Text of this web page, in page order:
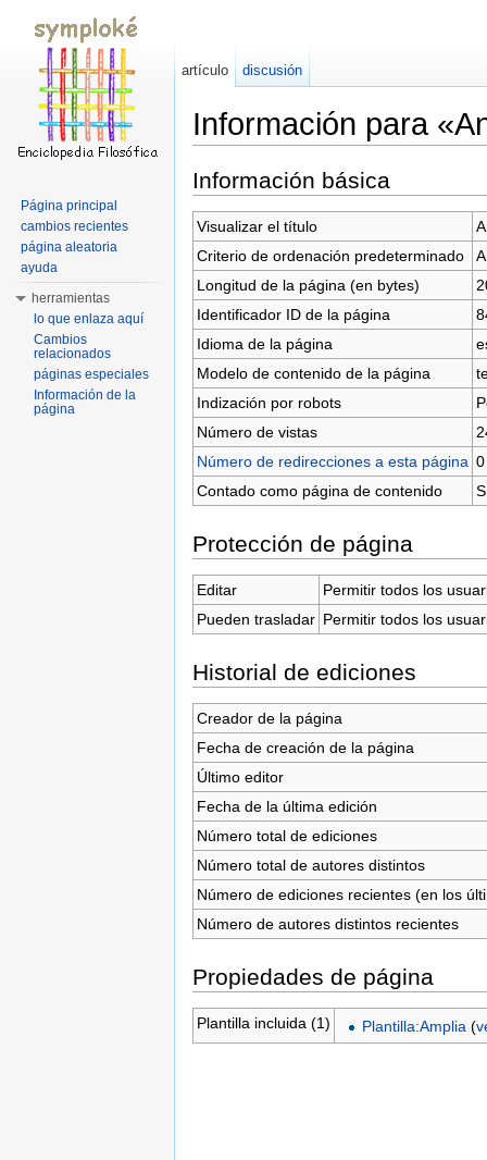
Información para
Información básica
Visualizar el título
Criterio de ordenación predeterminado
Longitud de la página (en bytes)
Identificador ID de la página
Idioma de la página
Modelo de contenido de la página
Indización por robots
Número de vistas
Número de redirecciones a esta página 0
Contado como página de contenido
Protección de página
Editar
Permitir todos los
Pueden trasladar Permitir todos los
Historial de ediciones
Creador de la página
Fecha de creación de la página
Último editor
Fecha de la última edición
Número total de ediciones
Número total de autores distintos
Número de ediciones recientes (en los
Número de autores distintos recientes
Propiedades de página
Plantilla incluida (1) Plantilla:Amplia (
artículo discusión
Página principal
cambios recientes
página aleatoria
ayuda
herramientas
lo que enlaza aquí
Cambios
relacionados
páginas especiales
Información de la
página